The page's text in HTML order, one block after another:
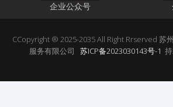
企业公众号
CCopyright ® 2025-2035 All Right Rrserved 苏
服务有限公司 苏ICP备2023030143号-1